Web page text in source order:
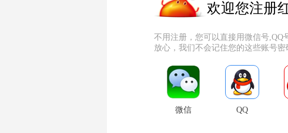
欢迎您注册
不用注册，您可以直接用微信号,QQ
放心，我们不会记住您的这些账号密
微信 QQ